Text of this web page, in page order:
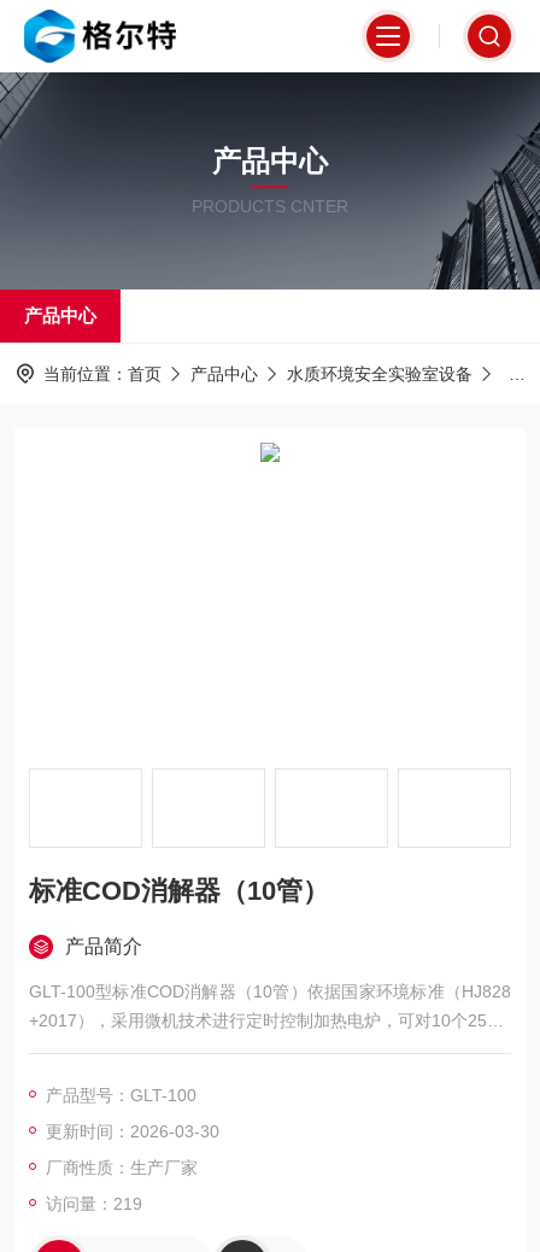
产品中心
PRODUCTS CNTER
产品中心
当前位置： 首页 产品中心 水质环境安全实验室设备
标准COD消解器（10管）
产品简介
GLT-100型标准COD消解器（10管）依据国家环境标准（HJ828
+2017），采用微机技术进行定时控制加热电炉，可对10个250m
l直形消解回流装置同时进行加热，玻璃毛刺回流管代替球形回流
无人看管，达到节能、增效、环保的目的，不但仪器更美观，同
时还提高了仪器使用的安全性。
产品型号：GLT-100
更新时间：2026-03-30
厂商性质：生产厂家
访问量：219